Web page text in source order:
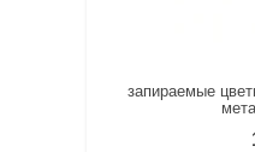
К
запираемые